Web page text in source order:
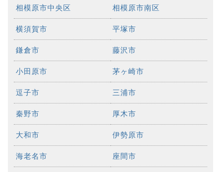
相模原市中央区 相模原市南区
横須賀市 平塚市
鎌倉市 藤沢市
小田原市 茅ヶ崎市
逗子市 三浦市
秦野市 厚木市
大和市 伊勢原市
海老名市 座間市